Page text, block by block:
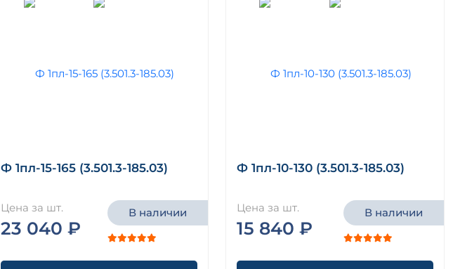
Ф 1пл-15-165 (3.501.3-185.03)
Цена за шт.
23 040 ₽
В наличии
Ф 1пл-10-130 (3.501.3-185.03)
Цена за шт.
15 840 ₽
В наличии